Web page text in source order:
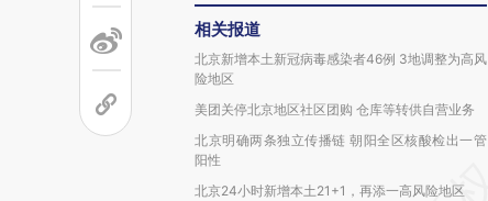
相关报道
北京新增本土新冠病毒感染者46例 3地调整为高风
险地区
美团关停北京地区社区团购 仓库等转供自营业务
北京明确两条独立传播链 朝阳全区核酸检出一管
阳性
北京24小时新增本土21+1，再添一高风险地区